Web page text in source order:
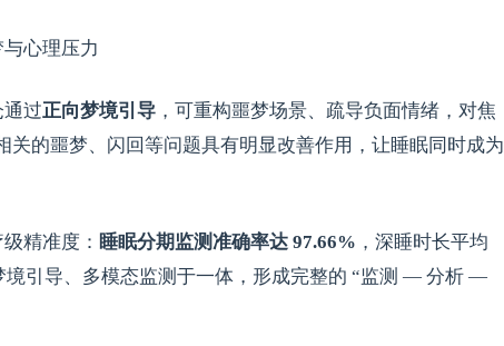
心理压力
过正向梦境引导 ，可重构噩梦场景、疏导负面情绪，对焦
关的噩梦、闪回等问题具有明显改善作用，让睡眠同时成为
精准度： 睡眠分期监测准确率达 97.66% ，深睡时长平均
境引导、多模态监测于一体，形成完整的 “监测 — 分析 —